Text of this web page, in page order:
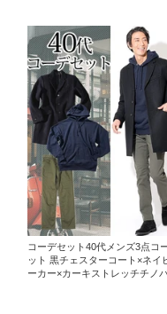
コーデセット40代メンズ3点コ
ット 黒チェスターコート×ネイ
ーカー×カーキストレッチチノ